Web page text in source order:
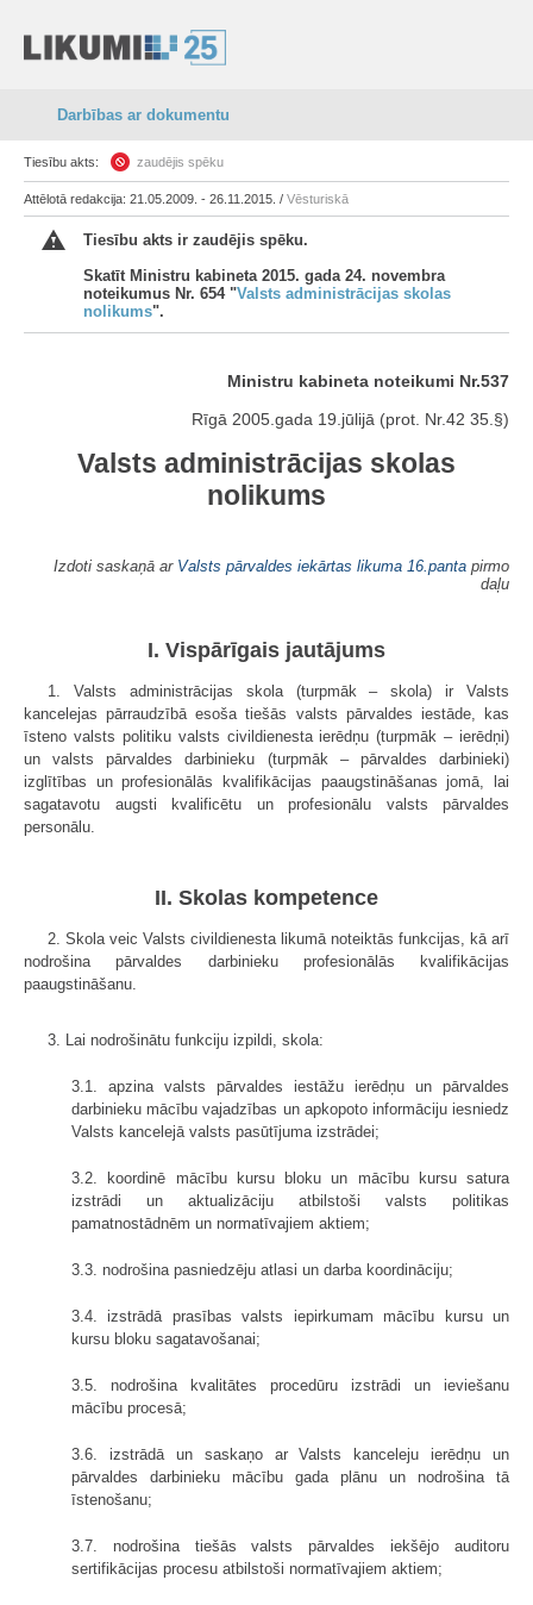
Darbības ar dokumentu
Tiesību akts: zaudējis spēku
Attēlotā redakcija: 21.05.2009. - 26.11.2015. / Vēsturiskā
Tiesību akts ir zaudējis spēku.
Skatīt Ministru kabineta 2015. gada 24. novembra
noteikumus Nr. 654 "Valsts administrācijas skolas
nolikums".
Ministru kabineta noteikumi Nr.537
Rīgā 2005.gada 19.jūlijā (prot. Nr.42 35.§)
Valsts administrācijas skolas
nolikums
Izdoti saskaņā ar Valsts pārvaldes iekārtas likuma 16.panta pirmo
daļu
I. Vispārīgais jautājums
1. Valsts administrācijas skola (turpmāk – skola) ir Valsts
kancelejas pārraudzībā esoša tiešās valsts pārvaldes iestāde, kas
īsteno valsts politiku valsts civildienesta ierēdņu (turpmāk – ierēdņi)
un valsts pārvaldes darbinieku (turpmāk – pārvaldes darbinieki)
izglītības un profesionālās kvalifikācijas paaugstināšanas jomā, lai
sagatavotu augsti kvalificētu un profesionālu valsts pārvaldes
personālu.
II. Skolas kompetence
2. Skola veic Valsts civildienesta likumā noteiktās funkcijas, kā arī
nodrošina pārvaldes darbinieku profesionālās kvalifikācijas
paaugstināšanu.
3. Lai nodrošinātu funkciju izpildi, skola:
3.1. apzina valsts pārvaldes iestāžu ierēdņu un pārvaldes
darbinieku mācību vajadzības un apkopoto informāciju iesniedz
Valsts kancelejā valsts pasūtījuma izstrādei;
3.2. koordinē mācību kursu bloku un mācību kursu satura
izstrādi un aktualizāciju atbilstoši valsts politikas
pamatnostādnēm un normatīvajiem aktiem;
3.3. nodrošina pasniedzēju atlasi un darba koordināciju;
3.4. izstrādā prasības valsts iepirkumam mācību kursu un
kursu bloku sagatavošanai;
3.5. nodrošina kvalitātes procedūru izstrādi un ieviešanu
mācību procesā;
3.6. izstrādā un saskaņo ar Valsts kanceleju ierēdņu un
pārvaldes darbinieku mācību gada plānu un nodrošina tā
īstenošanu;
3.7. nodrošina tiešās valsts pārvaldes iekšējo auditoru
sertifikācijas procesu atbilstoši normatīvajiem aktiem;